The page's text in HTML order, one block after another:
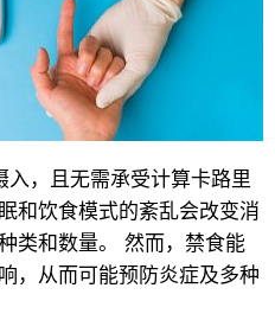
入，且无需承受计算卡路里
和饮食模式的紊乱会改变消
类和数量。 然而，禁食能
，从而可能预防炎症及多种